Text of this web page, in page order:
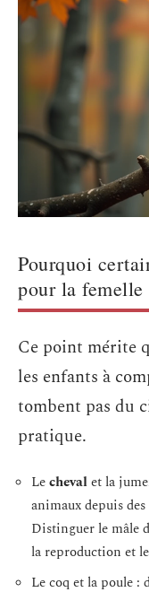
Pourquoi
pour la femelle
Ce point mérite
les enfants à
tombent pas du
pratique.
Lechevalet la
animaux depuis
Distinguer le mâle
la reproduction et
Le coq et la poule :